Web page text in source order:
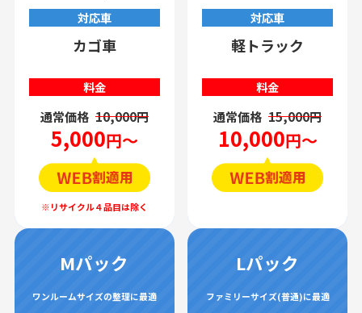
対応車
カゴ車
料金
通常価格 10,000円
5,000円～
対応車
軽トラック
料金
通常価格 15,000円
10,000円～
Mパック
ワンルームサイズの整理に最適
Lパック
ファミリーサイズ(普通)に最適